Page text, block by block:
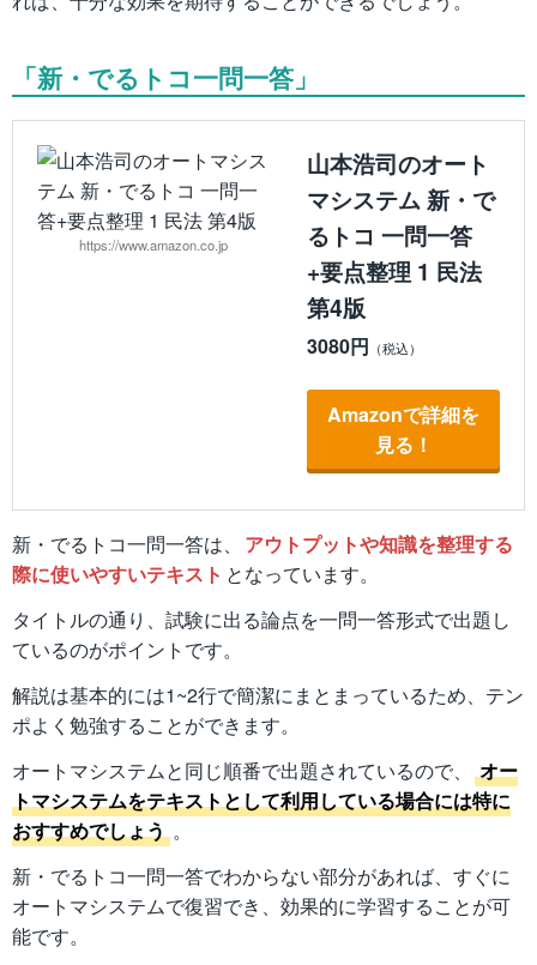
「新・でるトコ一問一答」
https://www.amazon.co.jp
山本浩司のオート
マシステム 新・で
るトコ 一問一答
+要点整理 1 民法
第4版
3080円
Amazonで詳細を
見る！
新・でるトコ一問一答は、
アウトプットや知識を整理する
際に使いやすいテキスト となっています。
タイトルの通り、試験に出る論点を一問一答形式で出題し
ているのがポイントです。
解説は基本的には1~2行で簡潔にまとまっているため、テン
ポよく勉強することができます。
オートマシステムと同じ順番で出題されているので、
オー
トマシステムをテキストとして利用している場合には特に
おすすめでしょう 。
新・でるトコ一問一答でわからない部分があれば、すぐに
オートマシステムで復習でき、効果的に学習することが可
能です。